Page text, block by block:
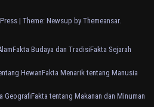
| Theme: Newsup by Themeansar.
Fakta Budaya dan TradisiFakta Sejarah
HewanFakta Menarik tentang Manusia
GeografiFakta tentang Makanan dan Minuman